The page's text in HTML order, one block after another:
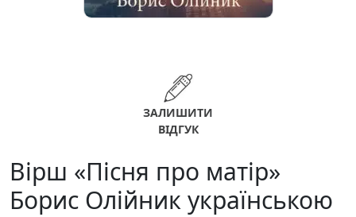
ЗАЛИШИТИ
ВІДГУК
Вірш «Пісня про матір»
Борис Олійник українською